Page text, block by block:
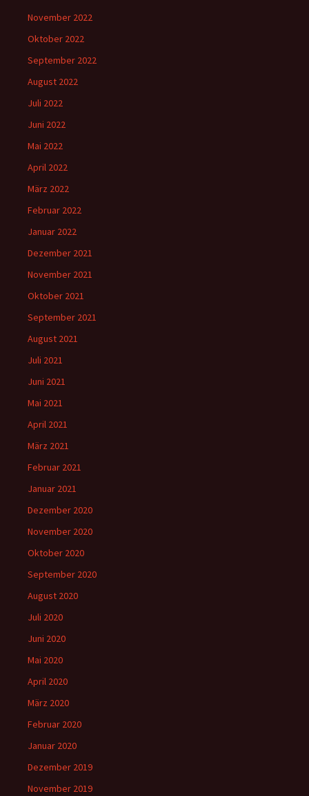
November 2022
Oktober 2022
September 2022
August 2022
Juli 2022
Juni 2022
Mai 2022
April 2022
März 2022
Februar 2022
Januar 2022
Dezember 2021
November 2021
Oktober 2021
September 2021
August 2021
Juli 2021
Juni 2021
Mai 2021
April 2021
März 2021
Februar 2021
Januar 2021
Dezember 2020
November 2020
Oktober 2020
September 2020
August 2020
Juli 2020
Juni 2020
Mai 2020
April 2020
März 2020
Februar 2020
Januar 2020
Dezember 2019
November 2019